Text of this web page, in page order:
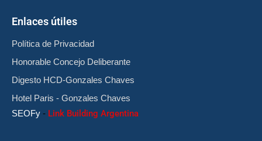
Enlaces útiles
Política de Privacidad
Honorable Concejo Deliberante
Digesto HCD-Gonzales Chaves
Hotel Paris - Gonzales Chaves
SEOFy - Link Building Argentina